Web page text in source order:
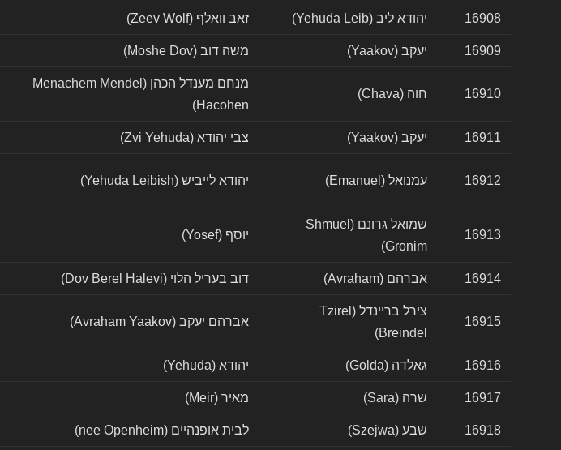
16908 יהודא ליב (Yehuda Leib) זאב וואלף (Zeev Wolf)
16909 יעקב (Yaakov) משה דוב (Moshe Dov)
16910 חוה (Chava)
מנחם מענדל הכהן (Menachem Mendel
Hacohen)
16911 יעקב (Yaakov) צבי יהודא (Zvi Yehuda)
16912 עמנואל (Emanuel) יהודא לייביש (Yehuda Leibish)
16913
שמואל גרונם (Shmuel
Gronim)
יוסף (Yosef)
16914 אברהם (Avraham) דוב בעריל הלוי (Dov Berel Halevi)
16915
צירל בריינדל (Tzirel
Breindel)
אברהם יעקב (Avraham Yaakov)
16916 גאלדה (Golda) יהודא (Yehuda)
16917 שרה (Sara) מאיר (Meir)
16918 שבע (Szejwa) לבית אופנהיים (nee Openheim)